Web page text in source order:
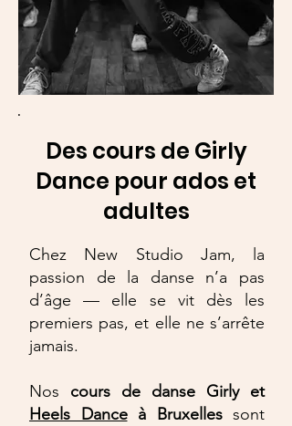
Des cours de Girly
Dance pour ados et
adultes
Chez New Studio Jam, la
passion de la danse n’a pas
d’âge — elle se vit dès les
premiers pas, et elle ne s’arrête
jamais.
Nos cours de danse Girly et
Heels Danceà Bruxellessont